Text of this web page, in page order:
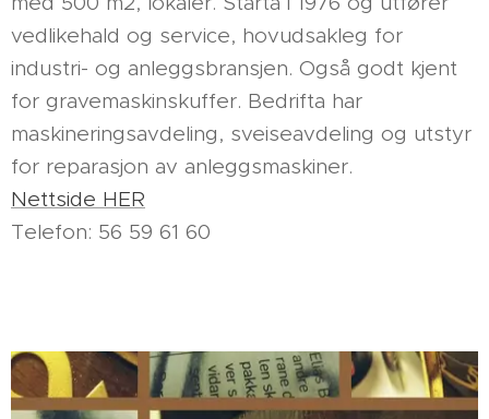
vedlikehald og service, hovudsakleg for
industri- og anleggsbransjen. Også godt kjent
for gravemaskinskuffer. Bedrifta har
maskineringsavdeling, sveiseavdeling og utstyr
for reparasjon av anleggsmaskiner.
Nettside HER
Telefon: 56 59 61 60